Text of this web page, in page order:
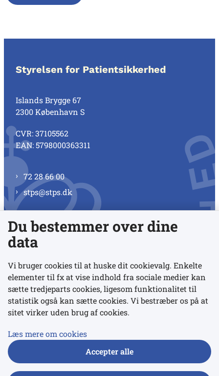
Styrelsen for Patientsikkerhed
Islands Brygge 67
2300 København S
CVR: 37105562
EAN: 5798000363311
72 28 66 00
stps@stps.dk
Se alle kontaktnumre
Links
Udgivelser
Du bestemmer over dine
data
Vi bruger cookies til at huske dit cookievalg. Enkelte
elementer til fx at vise indhold fra sociale medier kan
sætte tredjeparts cookies, ligesom funktionalitet til
statistik også kan sætte cookies. Vi bestræber os på at
sitet virker uden brug af cookies.
Læs mere om cookies
Accepter alle